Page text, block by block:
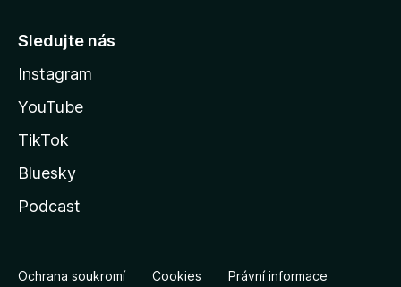
Sledujte nás
Instagram
YouTube
TikTok
Bluesky
Podcast
Ochrana soukromí Cookies Právní informace